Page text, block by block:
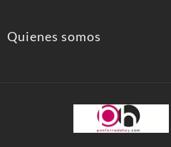
Quienes somos